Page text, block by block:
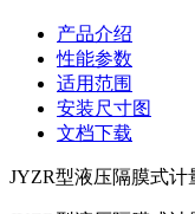
产品介绍
性能参数
适用范围
安装尺寸图
文档下载
JYZR型液压隔膜式计